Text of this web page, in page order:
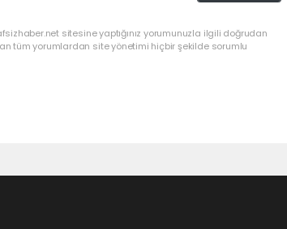
sitesine yaptığınız yorumunuzla ilgili doğrudan
tüm yorumlardan site yönetimi hiçbir şekilde sorumlu